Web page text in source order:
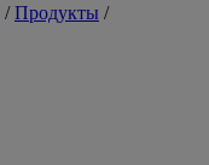
/Продукты /